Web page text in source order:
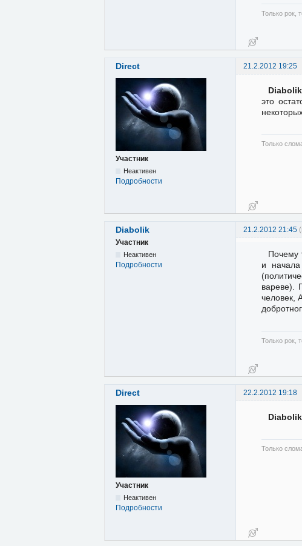
Только рок,
Direct 21.2.2012 19:25
Участник
Неактивен
Подробности
Diabolik
это
Только
Diabolik 21.2.2012 21:45
Участник
Неактивен
Подробности
Почему
и
вареве).
человек,
Только рок,
Direct 22.2.2012 19:18
Участник
Неактивен
Подробности
Diabolik
Только